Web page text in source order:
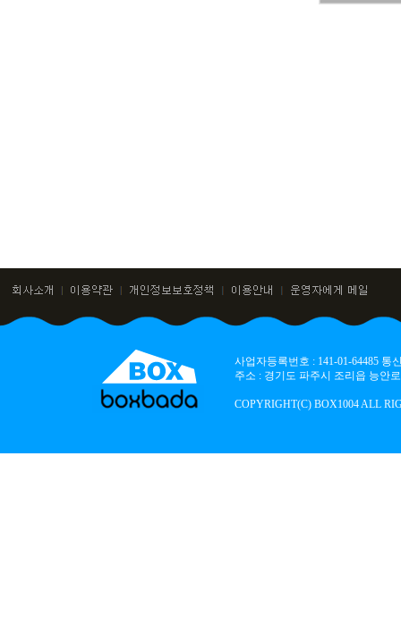
사업자등록번호 : 141-01-64485
주소 : 경기도 파주시 조리읍 능안
COPYRIGHT(C) BOX1004 ALL